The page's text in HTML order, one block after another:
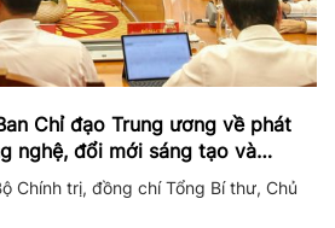
Chỉ đạo Trung ương về phát
nghệ, đổi mới sáng tạo và
Chính trị, đồng chí Tổng Bí thư, Chủ